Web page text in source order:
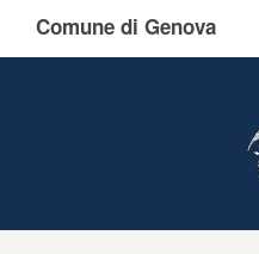
Comune di Genova